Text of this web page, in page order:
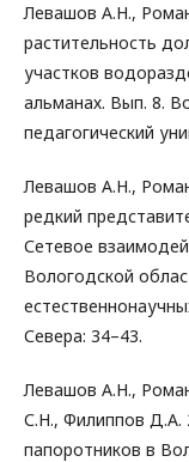
Левашов А.Н.,
растительность
участков
альманах. Вып. 8.
педагогический
Левашов А.Н.,
редкий
Сетевое
Вологодской
Севера: 34–43.
Левашов А.Н.,
С.Н., Филиппов Д.А.
папоротников в